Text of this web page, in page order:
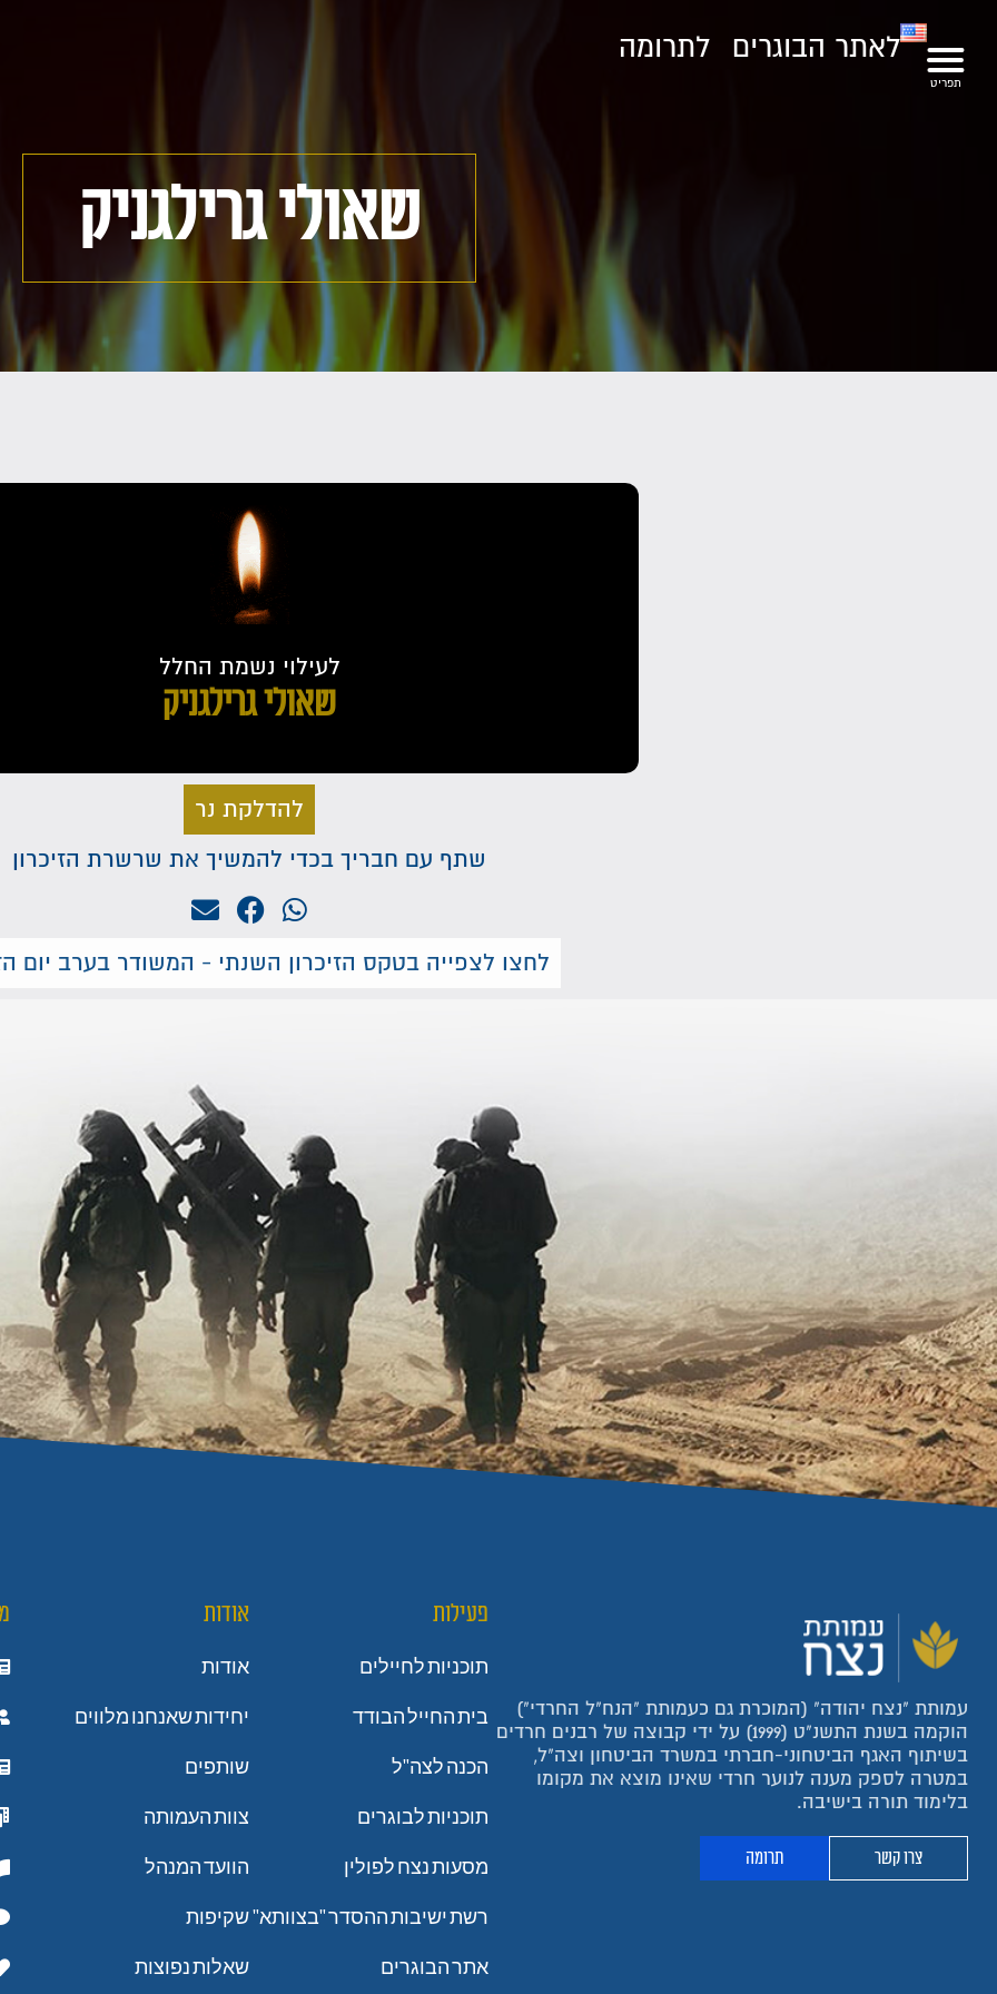
לאתר הבוגרים לתרומה
שאולי גרילגניק
לעילוי נשמת החלל
שאולי גרילגניק
להדלקת נר
שתף עם חבריך בכדי להמשיך את שרשרת הזיכרון
לחצו לצפייה בטקס הזיכרון השנתי - המשודר בערב יום
עמותת "נצח יהודה" (המוכרת גם כעמותת "הנח"ל החרדי")
הוקמה בשנת התשנ"ט (1999) על ידי קבוצה של רבנים חרדים
בשיתוף האגף הביטחוני-חברתי במשרד הביטחון וצה"ל,
במטרה לספק מענה לנוער חרדי שאינו מוצא את מקומו
בלימוד תורה בישיבה.
צרו קשר תרומה
פעילות
תוכניות לחיילים
בית החייל הבודד
הכנה לצה"ל
תוכניות לבוגרים
מסעות נצח לפולין
רשת ישיבות ההסדר "בצוותא"
אתר הבוגרים
אודות
אודות
יחידות שאנחנו מלווים
שותפים
צוות העמותה
הוועד המנהל
שקיפות
שאלות נפוצות